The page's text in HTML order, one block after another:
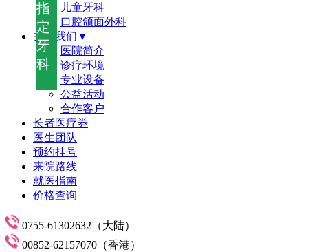
指
定
牙
科
—
儿童牙科
口腔颌面外科
关于我们▼
医院简介
诊疗环境
专业设备
公益活动
合作客户
长者医疗劵
医生团队
预约挂号
来院路线
就医指南
价格查询
0755-61302632（大陆）
00852-62157070（香港）